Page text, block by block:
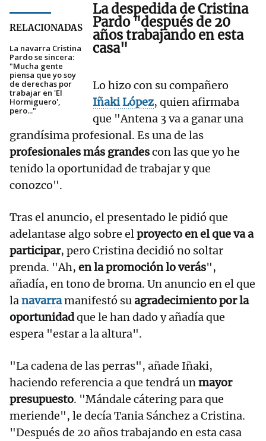
RELACIONADAS
La navarra Cristina
Pardo se sincera:
"Mucha gente
piensa que yo soy
de derechas por
trabajar en 'El
Hormiguero',
pero..."
La despedida de Cristina
Pardo "después de 20
años trabajando en esta
casa"
Lo hizo con su compañero
Iñaki López, quien afirmaba
que "Antena 3 va a ganar una
grandísima profesional. Es una de las
profesionales más grandescon las que yo he
tenido la oportunidad de trabajar y que
conozco".
Tras el anuncio, el presentado le pidió que
adelantase algo sobre elproyecto en el que va a
participar, pero Cristina decidió no soltar
prenda. "Ah, en la promoción lo verás",
añadía, en tono de broma. Un anuncio en el que
lanavarramanifestó suagradecimiento por la
oportunidadque le han dado y añadía que
espera "estar a la altura".
"La cadena de las perras", añade Iñaki,
haciendo referencia a que tendrá unmayor
presupuesto. "Mándale cátering para que
meriende", le decía Tania Sánchez a Cristina.
"Después de 20 años trabajando en esta casa